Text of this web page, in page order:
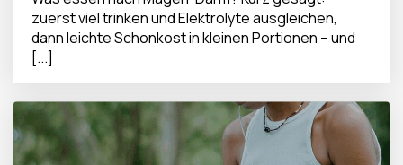
zuerst viel trinken und Elektrolyte ausgleichen,
dann leichte Schonkost in kleinen Portionen – und
[...]